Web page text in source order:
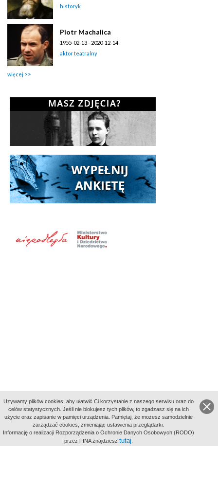
historyk
Piotr Machalica
1955-02-13 - 2020-12-14
aktor teatralny
więcej
aktywności
Uzywamy plików cookies, aby ułatwić Ci korzystanie z naszego serwisu oraz do
celów statystycznych. Jeśli nie blokujesz tych plików, to zgadzasz się na ich
użycie oraz zapisanie w pamięci urządzenia. Pamiętaj, że możesz samodzielnie
zarządzać cookies, zmieniając ustawienia przeglądarki.
Informację o realizacji Rozporządzenia o Ochronie Danych Osobowych (RODO)
przez FINA znajdziesz tutaj